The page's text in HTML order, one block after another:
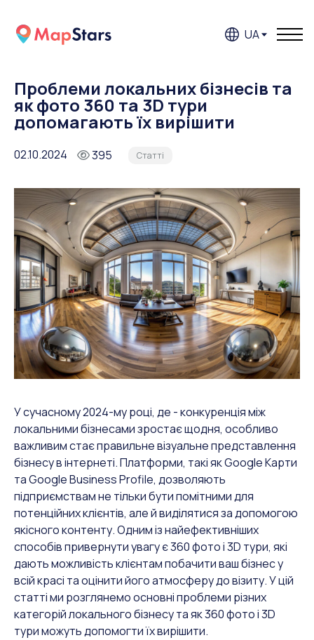
UA
Проблеми локальних бізнесів та
як фото 360 та 3D тури
допомагають їх вирішити
02.10.2024 395 Статтi
У сучасному 2024-му роцi, де - конкуренція між
локальними бізнесами зростає щодня, особливо
важливим стає правильне візуальне представлення
бізнесу в інтернеті. Платформи, такі як Google Карти
та Google Business Profile, дозволяють
підприємствам не тільки бути помітними для
потенційних клієнтів, але й виділятися за допомогою
якісного контенту. Одним із найефективніших
способів привернути увагу є 360 фото і 3D тури, які
дають можливість клієнтам побачити ваш бізнес у
всій красі та оцінити його атмосферу до візиту. У цій
статті ми розглянемо основні проблеми різних
категорій локального бізнесу та як 360 фото і 3D
тури можуть допомогти їх вирішити.